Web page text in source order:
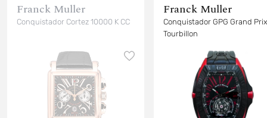
Franck Muller
Conquistador Cortez 10000 K CC
Franck Muller
Conquistador GPG Grand Prix
Tourbillon